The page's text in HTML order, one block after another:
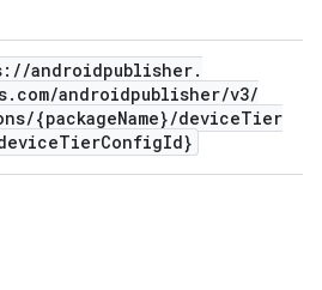
//androidpublisher.
. com/androidpublisher/v3/
/{packageName}/deviceTier
TierConfigId}